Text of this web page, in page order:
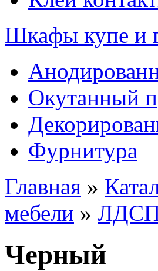
Шкафы купе и
Окутанный
Фурнитура
Главная »
мебели »
Черный